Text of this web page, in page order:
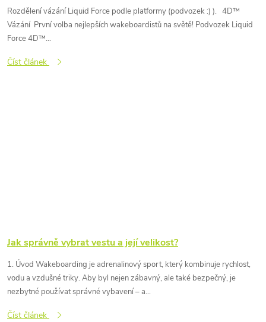
Rozdělení vázání Liquid Force podle platformy (podvozek :) ). 4D™
Vázání První volba nejlepších wakeboardistů na světě! Podvozek Liquid
Force 4D™...
Číst článek
Jak správně vybrat vestu a její velikost?
1. Úvod Wakeboarding je adrenalinový sport, který kombinuje rychlost,
vodu a vzdušné triky. Aby byl nejen zábavný, ale také bezpečný, je
nezbytné používat správné vybavení – a...
Číst článek